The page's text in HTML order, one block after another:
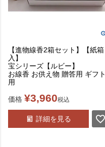
【進物線香2箱セット】【紙箱
入】
宝シリーズ【ルビー】
お線香 お供え物 贈答用 ギフト
用
価格 ¥3,960税込
詳細を見る